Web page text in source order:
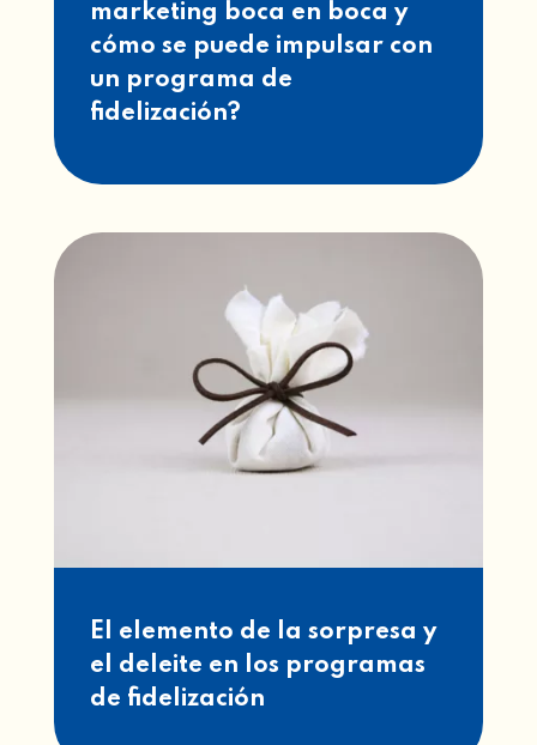
marketing boca en boca y
cómo se puede impulsar con
un programa de
fidelización?
El elemento de la sorpresa y
el deleite en los programas
de fidelización